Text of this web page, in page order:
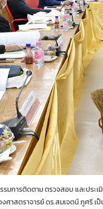
รมการติดตาม ตรวจสอบ และปร
งศาสตราจารย์ ดร.สมเจตน์ ภูศรี